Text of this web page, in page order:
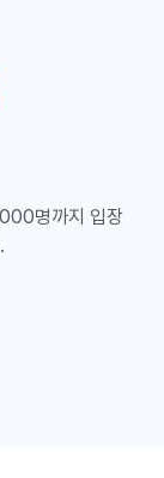
명까지 입장